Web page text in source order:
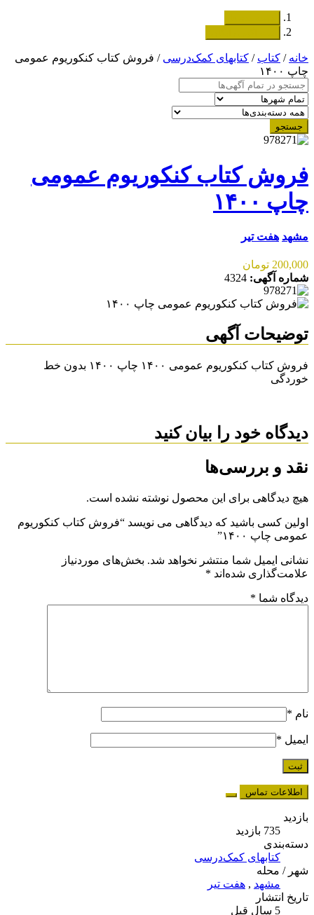
خانه/ کتاب/ کتابهای کمک‌درسی / فروش کتاب کنکوریوم عمومی
چاپ ۱۴۰۰
جستجو
فروش کتاب کنکوریوم عمومی
چاپ ۱۴۰۰
مشهد هفت تیر
200,000 تومان
شماره آگهی: 4324
توضیحات آگهی
فروش کتاب کنکوریوم عمومی ۱۴۰۰ چاپ ۱۴۰۰ بدون خط
خوردگی
دیدگاه خود را بیان کنید
نقد و بررسی‌ها
هیچ دیدگاهی برای این محصول نوشته نشده است.
اولین کسی باشید که دیدگاهی می نویسد “فروش کتاب کنکوریوم
عمومی چاپ ۱۴۰۰”
نشانی ایمیل شما منتشر نخواهد شد.بخش‌های موردنیاز
علامت‌گذاری شده‌اند *
دیدگاه شما *
نام *
ایمیل *
اطلاعات تماس
بازدید
735 بازدید
دسته‌بندی
کتابهای کمک‌درسی
شهر / محله
مشهد, هفت تیر
تاریخ انتشار
5 سال قبل